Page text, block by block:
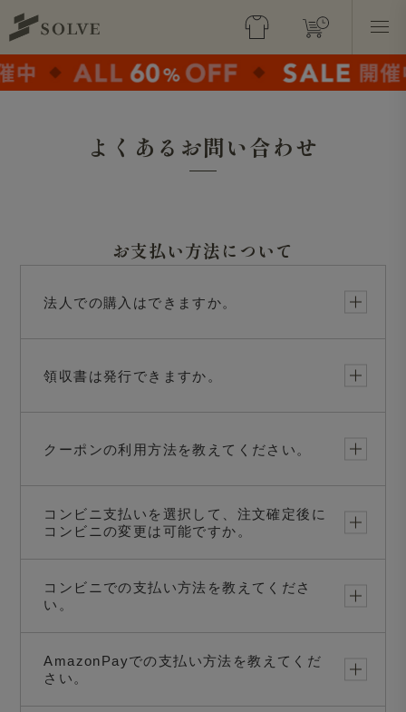
よくあるお問い合わせ
お支払い方法について
法人での購入はできますか。
領収書は発行できますか。
クーポンの利用方法を教えてください。
コンビニ支払いを選択して、注文確定後に
コンビニの変更は可能ですか。
コンビニでの支払い方法を教えてくださ
い。
AmazonPayでの支払い方法を教えてくだ
さい。